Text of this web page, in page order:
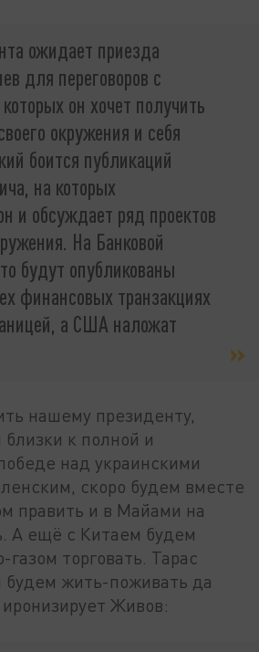
ожидает приезда
для переговоров с
он хочет получить
окружения и себя
боится публикаций
на которых
и обсуждает ряд проектов
На Банковой
будут опубликованы
финансовых транзакциях
а США наложат
нашему президенту,
к полной и
над украинскими
скоро будем вместе
править и в Майами на
А ещё с Китаем будем
торговать. Тарас
будем жить-поживать да
Живов: